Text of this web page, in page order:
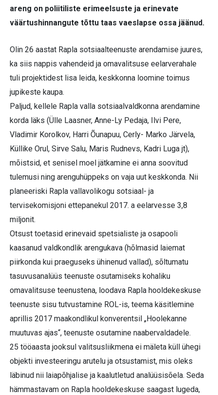
areng on poliitiliste erimeelsuste ja erinevate
väärtushinnangute tõttu taas vaeslapse ossa jäänud.
Olin 26 aastat Rapla sotsiaalteenuste arendamise juures,
ka siis nappis vahendeid ja omavalitsuse eelarverahale
tuli projektidest lisa leida, keskkonna loomine toimus
jupikeste kaupa.
Paljud, kellele Rapla valla sotsiaalvaldkonna arendamine
korda läks (Ülle Laasner, Anne-Ly Pedaja, Ilvi Pere,
Vladimir Korolkov, Harri Õunapuu, Cerly- Marko Järvela,
Küllike Orul, Sirve Salu, Maris Rudnevs, Kadri Luga jt),
mõistsid, et senisel moel jätkamine ei anna soovitud
tulemusi ning arenguhüppeks on vaja uut keskkonda. Nii
planeeriski Rapla vallavolikogu sotsiaal- ja
tervisekomisjoni ettepanekul 2017. a eelarvesse 3,8
miljonit.
Otsust toetasid erinevaid spetsialiste ja osapooli
kaasanud valdkondlik arengukava (hõlmasid laiemat
piirkonda kui praeguseks ühinenud vallad), sõltumatu
tasuvusanalüüs teenuste osutamiseks kohaliku
omavalitsuse teenustena, loodava Rapla hooldekeskuse
teenuste sisu tutvustamine ROL-is, teema käsitlemine
aprillis 2017 maakondlikul konverentsil „Hoolekanne
muutuvas ajas“, teenuste osutamine naabervaldadele.
25 tööaasta jooksul valitsusliikmena ei mäleta küll ühegi
objekti investeeringu arutelu ja otsustamist, mis oleks
läbinud nii laiapõhjalise ja kaalutletud analüüsisõela. Seda
hämmastavam on Rapla hooldekeskuse saagast lugeda,